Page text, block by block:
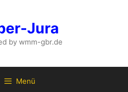
Jura
by wmm-gbr.de
Menü